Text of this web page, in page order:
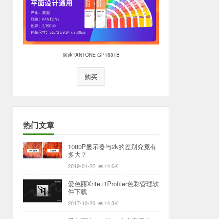
潘通PANTONE GP1601B
购买
热门文章
1080P显示器与2k的差别究竟有
多大？
2019-01-22 14.6K
爱色丽Xrite i1Profiler色彩管理软
件下载
2017-10-20 14.3K